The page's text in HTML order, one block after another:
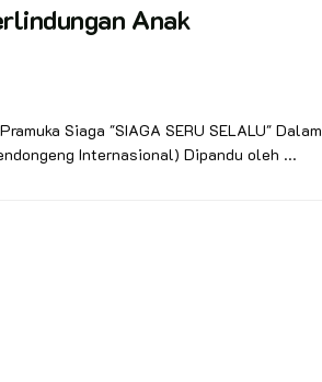
Anak
Siaga "SIAGA SERU SELALU" Dalam
Internasional) Dipandu oleh ...